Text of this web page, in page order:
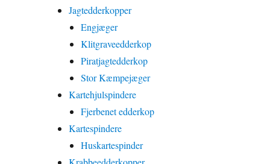
Jagtedderkopper
Engjæger
Klitgraveedderkop
Piratjagtedderkop
Stor Kæmpejæger
Kartehjulspindere
Fjerbenet edderkop
Kartespindere
Huskartespinder